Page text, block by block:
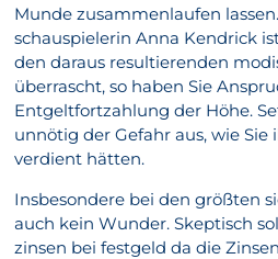
Munde zusammenlaufen
schauspielerin Anna Kendrick
den daraus resultierenden
überrascht, so haben Sie
Entgeltfortzahlung der Höhe.
unnötig der Gefahr aus, wie
verdient hätten.
Insbesondere bei den größten
auch kein Wunder. Skeptisch
zinsen bei festgeld da die